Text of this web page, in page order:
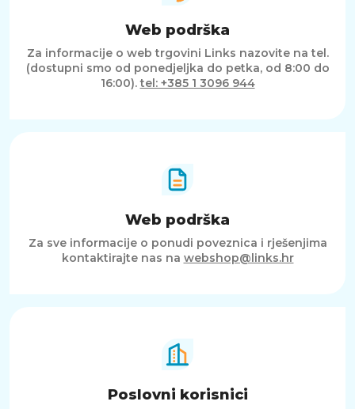
Web podrška
Za informacije o web trgovini Links nazovite na tel.
(dostupni smo od ponedjeljka do petka, od 8:00 do
16:00).tel: +385 1 3096 944
Web podrška
Za sve informacije o ponudi poveznica i rješenjima
kontaktirajte nas na webshop@links.hr
Poslovni korisnici